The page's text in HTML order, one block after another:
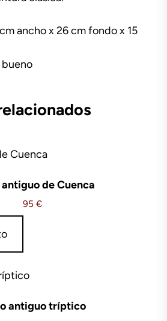
ancho x 26 cm fondo x 15
de Cuenca
95 €
antiguo tríptico